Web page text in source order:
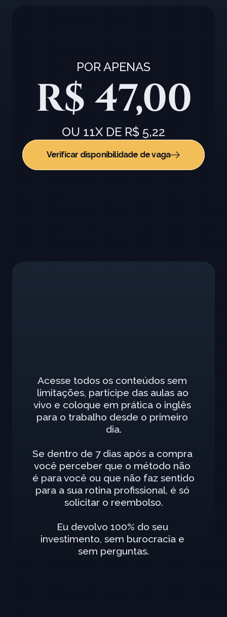
POR APENAS
R$ 47,00
OU 11X DE R$ 5,22
Verificar disponibilidade de vaga
Acesse todos os conteúdos sem
limitações, participe das aulas ao
vivo e coloque em prática o inglês
para o trabalho desde o primeiro
dia.
Se dentro de 7 dias após a compra
você perceber que o método não
é para você ou que não faz sentido
para a sua rotina profissional, é só
solicitar o reembolso.
Eu devolvo 100% do seu
investimento, sem burocracia e
sem perguntas.